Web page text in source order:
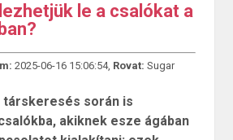
le a csalókat a
2025-06-16 15:06:54, Rovat: Sugar
társkeresés során is
akiknek esze ágában